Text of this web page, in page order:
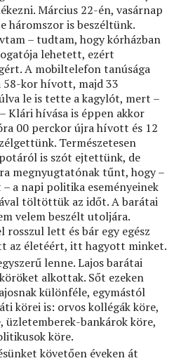
Március 22-én, vasárnap
háromszor is beszéltünk.
– tudtam, hogy kórházban
lehetett, ezért
A mobiltelefon tanúsága
58-kor hívott, majd 33
le is tette a kagylót, mert –
Klári hívása is éppen akkor
00 perckor újra hívott és 12
Természetesen
is szót ejtettünk, de
megnyugtatónak tűnt, hogy –
– a napi politika eseményeinek
töltöttük az időt. A barátai
velem beszélt utoljára.
rosszul lett és bár egy egész
az életéért, itt hagyott minket.
lenne. Lajos barátai
alkottak. Sőt ezeken
különféle, egymástól
körei is: orvos kollégák köre,
üzletemberek-bankárok köre,
köre.
követően éveken át